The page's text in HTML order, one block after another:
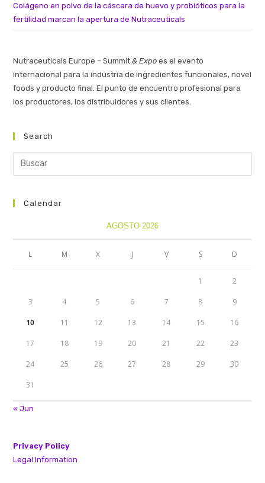
Colágeno en polvo de la cáscara de huevo y probióticos para la
fertilidad marcan la apertura de Nutraceuticals
Nutraceuticals Europe – Summit& Expo es el evento
internacional para la industria de ingredientes funcionales, novel
foods y producto final. El punto de encuentro profesional para
los productores, los distribuidores y sus clientes.
Search
Calendar
AGOSTO 2026
L M X J V S D
1 2
3 4 5 6 7 8 9
10 11 12 13 14 15 16
17 18 19 20 21 22 23
24 25 26 27 28 29 30
31
« Jun
Privacy Policy
Legal Information